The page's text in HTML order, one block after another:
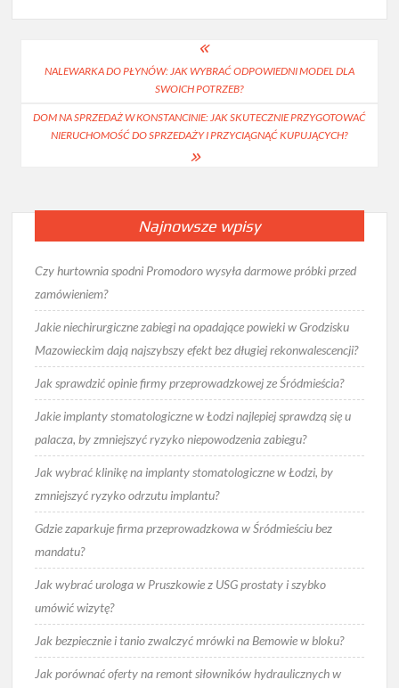
wpisu
NALEWARKA DO PŁYNÓW: JAK WYBRAĆ ODPOWIEDNI MODEL DLA
SWOICH POTRZEB?
DOM NA SPRZEDAŻ W KONSTANCINIE: JAK SKUTECZNIE PRZYGOTOWAĆ
NIERUCHOMOŚĆ DO SPRZEDAŻY I PRZYCIĄGNĄĆ KUPUJĄCYCH?
Najnowsze wpisy
Czy hurtownia spodni Promodoro wysyła darmowe próbki przed
zamówieniem?
Jakie niechirurgiczne zabiegi na opadające powieki w Grodzisku
Mazowieckim dają najszybszy efekt bez długiej rekonwalescencji?
Jak sprawdzić opinie firmy przeprowadzkowej ze Śródmieścia?
Jakie implanty stomatologiczne w Łodzi najlepiej sprawdzą się u
palacza, by zmniejszyć ryzyko niepowodzenia zabiegu?
Jak wybrać klinikę na implanty stomatologiczne w Łodzi, by
zmniejszyć ryzyko odrzutu implantu?
Gdzie zaparkuje firma przeprowadzkowa w Śródmieściu bez
mandatu?
Jak wybrać urologa w Pruszkowie z USG prostaty i szybko
umówić wizytę?
Jak bezpiecznie i tanio zwalczyć mrówki na Bemowie w bloku?
Jak porównać oferty na remont siłowników hydraulicznych w